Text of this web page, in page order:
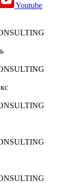
Youtube